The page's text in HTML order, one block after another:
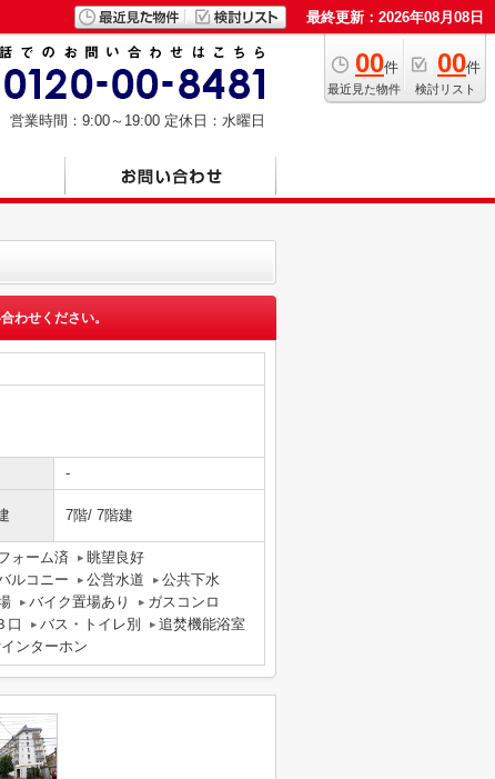
最終更新：2026年08月08日
00件
最近見た物件
00件
検討リスト
営業時間：9:00～19:00 定休日：水曜日
わせください。
-
7階/ 7階建
ォーム済
眺望良好
ルコニー 公営水道
公共下水
バイク置場あり
ガスコンロ
口 バス・トイレ別
追焚機能浴室
ンターホン